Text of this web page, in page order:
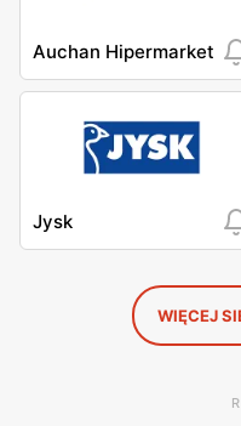
Auchan Hipermarket
Jysk
WIĘCEJ